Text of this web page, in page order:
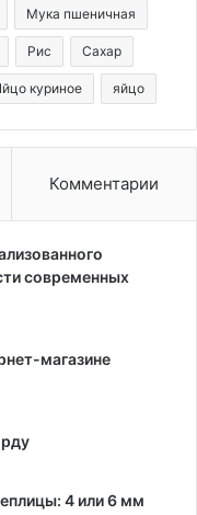
Мука пшеничная
Рис Сахар
куриное яйцо
Комментарии
современных
магазине
4 или 6 мм